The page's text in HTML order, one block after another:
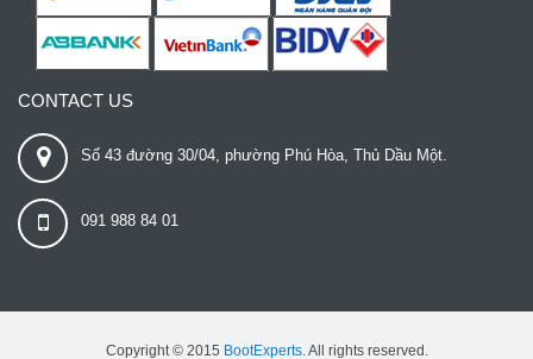
CONTACT US
Số 43 đường 30/04, phường Phú Hòa, Thủ Dầu Một.
091 988 84 01
Copyright © 2015 BootExperts. All rights reserved.